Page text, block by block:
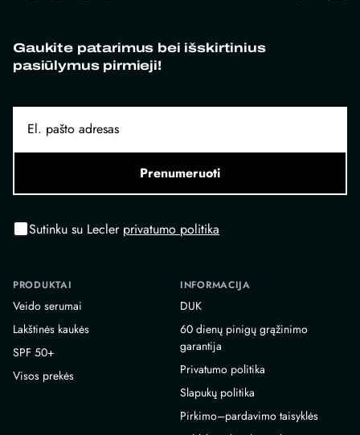
Gaukite patarimus bei išskirtinius
pasiūlymus pirmieji!
Prenumeruoti
Sutinku su Lecler privatumo politika
PRODUKTAI
Veido serumai
Lakštinės kaukės
SPF 50+
Visos prekės
INFORMACIJA
DUK
60 dienų pinigų grąžinimo
garantija
Privatumo politika
Slapukų politika
Pirkimo–pardavimo taisyklės